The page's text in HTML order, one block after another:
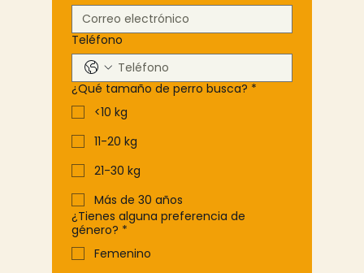
Teléfono
¿Qué tamaño de perro busca? *
<10 kg
11-20 kg
21-30 kg
Más de 30 años
¿Tienes alguna preferencia de
género? *
Femenino